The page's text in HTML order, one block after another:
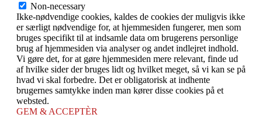
Non-necessary
Ikke-nødvendige cookies, kaldes de cookies der muligvis ikke
er særligt nødvendige for, at hjemmesiden fungerer, men som
bruges specifikt til at indsamle data om brugerens personlige
brug af hjemmesiden via analyser og andet indlejret indhold.
Vi gøre det, for at gøre hjemmesiden mere relevant, finde ud
af hvilke sider der bruges lidt og hvilket meget, så vi kan se på
hvad vi skal forbedre. Det er obligatorisk at indhente
brugernes samtykke inden man kører disse cookies på et
websted.
GEM & ACCEPTÈR